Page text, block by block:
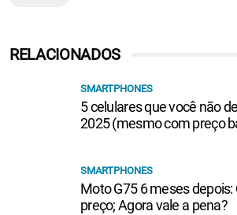
RELACIONADOS
SMARTPHONES
5 celulares que você não
2025 (mesmo com preço
SMARTPHONES
Moto G75 6 meses depois:
preço; Agora vale a pena?